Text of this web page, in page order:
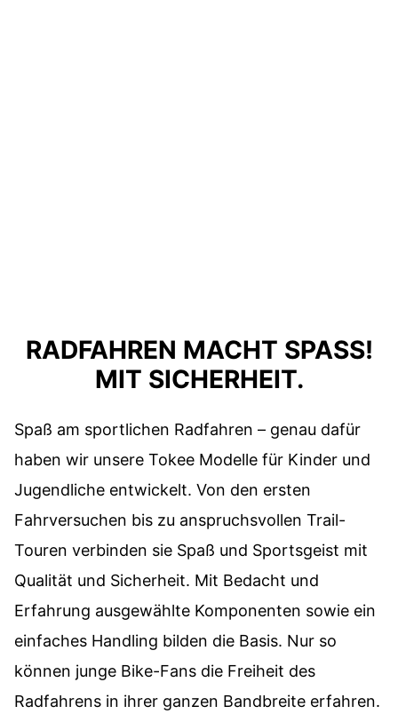
RADFAHREN MACHT SPASS! M
IT SICHERHEIT.
Spaß am sportlichen Radfahren – genau dafür
haben wir unsere Tokee Modelle für Kinder und
Jugendliche entwickelt. Von den ersten
Fahrversuchen bis zu anspruchsvollen Trail-
Touren verbinden sie Spaß und Sportsgeist mit
Qualität und Sicherheit. Mit Bedacht und
Erfahrung ausgewählte Komponenten sowie ein
einfaches Handling bilden die Basis. Nur so
können junge Bike-Fans die Freiheit des
Radfahrens in ihrer ganzen Bandbreite erfahren.